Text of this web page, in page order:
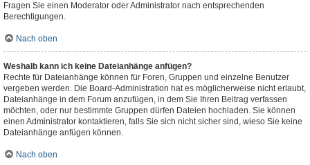
Fragen Sie einen Moderator oder Administrator nach entsprechenden
Berechtigungen.
Nach oben
Weshalb kann ich keine Dateianhänge anfügen?
Rechte für Dateianhänge können für Foren, Gruppen und einzelne Benutzer
vergeben werden. Die Board-Administration hat es möglicherweise nicht erlaubt,
Dateianhänge in dem Forum anzufügen, in dem Sie Ihren Beitrag verfassen
möchten, oder nur bestimmte Gruppen dürfen Dateien hochladen. Sie können
einen Administrator kontaktieren, falls Sie sich nicht sicher sind, wieso Sie keine
Dateianhänge anfügen können.
Nach oben